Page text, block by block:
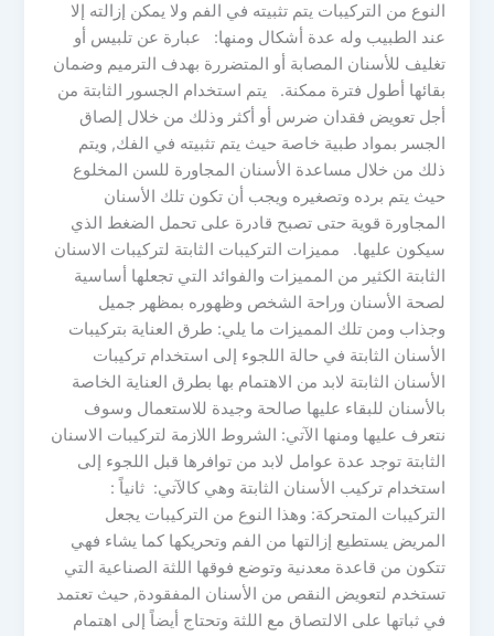
النوع من التركيبات يتم تثبيته في الفم ولا يمكن إزالته إلا
عند الطبيب وله عدة أشكال ومنها: عبارة عن تلبيس أو
تغليف للأسنان المصابة أو المتضررة بهدف الترميم وضمان
بقائها أطول فترة ممكنة. يتم استخدام الجسور الثابتة من
أجل تعويض فقدان ضرس أو أكثر وذلك من خلال إلصاق
الجسر بمواد طبية خاصة حيث يتم تثبيته في الفك, ويتم
ذلك من خلال مساعدة الأسنان المجاورة للسن المخلوع
حيث يتم برده وتصغيره ويجب أن تكون تلك الأسنان
المجاورة قوية حتى تصبح قادرة على تحمل الضغط الذي
سيكون عليها. مميزات التركيبات الثابتة لتركيبات الاسنان
الثابتة الكثير من المميزات والفوائد التي تجعلها أساسية
لصحة الأسنان وراحة الشخص وظهوره بمظهر جميل
وجذاب ومن تلك المميزات ما يلي: طرق العناية بتركيبات
الأسنان الثابتة في حالة اللجوء إلى استخدام تركيبات
الأسنان الثابتة لابد من الاهتمام بها بطرق العناية الخاصة
بالأسنان للبقاء عليها صالحة وجيدة للاستعمال وسوف
نتعرف عليها ومنها الآتي: الشروط اللازمة لتركيبات الاسنان
الثابتة توجد عدة عوامل لابد من توافرها قبل اللجوء إلى
استخدام تركيب الأسنان الثابتة وهي كالآتي: ثانياً :
التركيبات المتحركة: وهذا النوع من التركيبات يجعل
المريض يستطيع إزالتها من الفم وتحريكها كما يشاء فهي
تتكون من قاعدة معدنية وتوضع فوقها اللثة الصناعية التي
تستخدم لتعويض النقص من الأسنان المفقودة, حيث تعتمد
في ثباتها على الالتصاق مع اللثة وتحتاج أيضاً إلى اهتمام